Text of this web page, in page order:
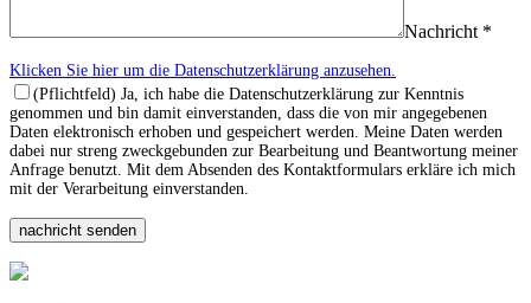
Nachricht *
Klicken Sie hier um die Datenschutzerklärung anzusehen.
(Pflichtfeld) Ja, ich habe die Datenschutzerklärung zur Kenntnis
genommen und bin damit einverstanden, dass die von mir angegebenen
Daten elektronisch erhoben und gespeichert werden. Meine Daten werden
dabei nur streng zweckgebunden zur Bearbeitung und Beantwortung meiner
Anfrage benutzt. Mit dem Absenden des Kontaktformulars erkläre ich mich
mit der Verarbeitung einverstanden.